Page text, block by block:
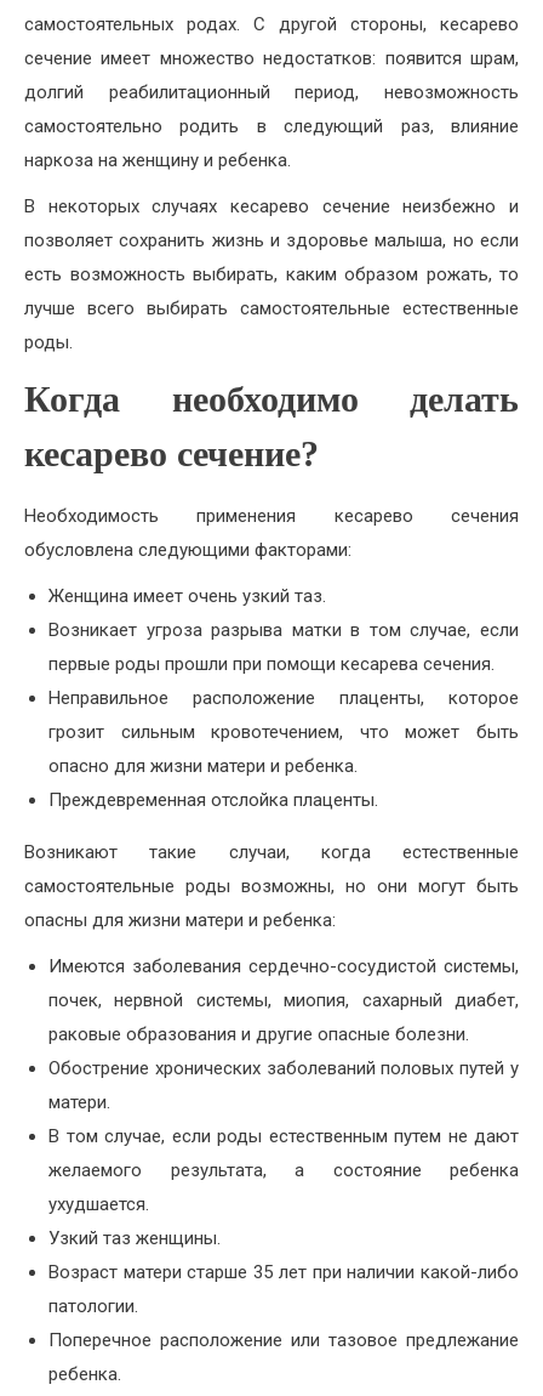
самостоятельных родах. С другой стороны, кесарево
сечение имеет множество недостатков: появится шрам,
долгий реабилитационный период, невозможность
самостоятельно родить в следующий раз, влияние
наркоза на женщину и ребенка.
В некоторых случаях кесарево сечение неизбежно и
позволяет сохранить жизнь и здоровье малыша, но если
есть возможность выбирать, каким образом рожать, то
лучше всего выбирать самостоятельные естественные
роды.
Когда необходимо делать
кесарево сечение?
Необходимость применения кесарево сечения
обусловлена следующими факторами:
Женщина имеет очень узкий таз.
Возникает угроза разрыва матки в том случае, если
первые роды прошли при помощи кесарева сечения.
Неправильное расположение плаценты, которое
грозит сильным кровотечением, что может быть
опасно для жизни матери и ребенка.
Преждевременная отслойка плаценты.
Возникают такие случаи, когда естественные
самостоятельные роды возможны, но они могут быть
опасны для жизни матери и ребенка:
Имеются заболевания сердечно-сосудистой системы,
почек, нервной системы, миопия, сахарный диабет,
раковые образования и другие опасные болезни.
Обострение хронических заболеваний половых путей у
матери.
В том случае, если роды естественным путем не дают
желаемого результата, а состояние ребенка
ухудшается.
Узкий таз женщины.
Возраст матери старше 35 лет при наличии какой-либо
патологии.
Поперечное расположение или тазовое предлежание
ребенка.